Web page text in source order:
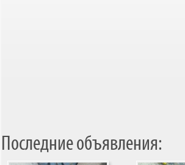
Последние объявления: